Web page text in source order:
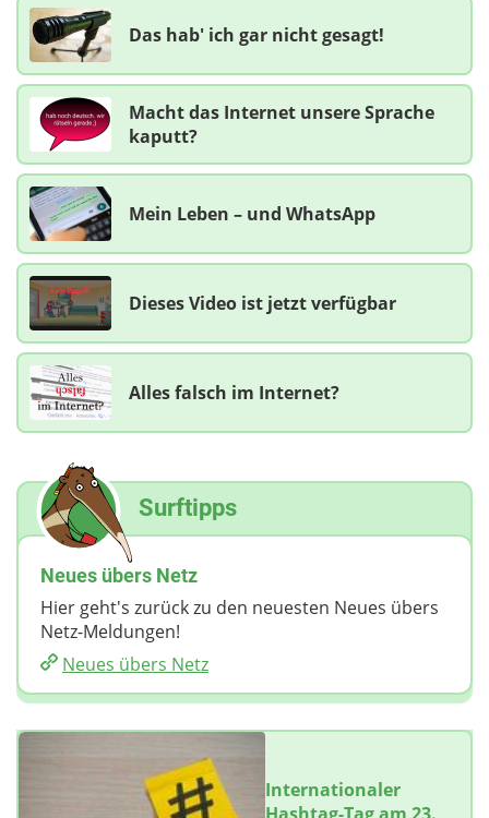
Das hab' ich gar nicht gesagt!
Macht das Internet unsere Sprache
kaputt?
Mein Leben – und WhatsApp
Dieses Video ist jetzt verfügbar
Alles falsch im Internet?
Surftipps
Neues übers Netz
Hier geht's zurück zu den neuesten Neues übers
Netz-Meldungen!
Neues übers Netz
Internationaler